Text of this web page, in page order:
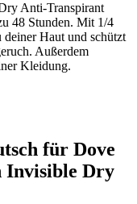
Anti-Transpirant
48 Stunden. Mit 1/4
deiner Haut und schützt
Außerdem
Kleidung.
für Dove
Invisible Dry